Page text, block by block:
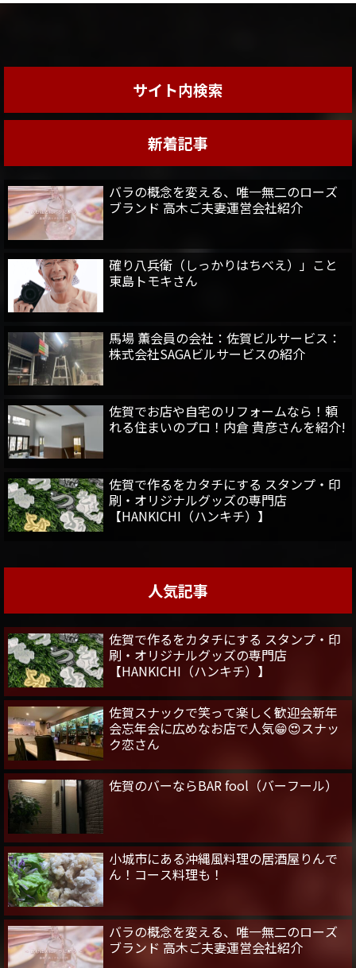
サイト内検索
新着記事
バラの概念を変える、唯一無二のローズ
ブランド 高木ご夫妻運営会社紹介
確り八兵衛（しっかりはちべえ）」こと
東島トモキさん
馬場 薫会員の会社：佐賀ビルサービス：
株式会社SAGAビルサービスの紹介
佐賀でお店や自宅のリフォームなら！頼
れる住まいのプロ！内倉 貴彦さんを紹介!
佐賀で作るをカタチにする スタンプ・印
刷・オリジナルグッズの専門店
【HANKICHI（ハンキチ）】
人気記事
佐賀で作るをカタチにする スタンプ・印
刷・オリジナルグッズの専門店
【HANKICHI（ハンキチ）】
佐賀スナックで笑って楽しく歓迎会新年
会忘年会に広めなお店で人気😁😍スナッ
ク恋さん
佐賀のバーならBAR fool（バーフール）
小城市にある沖縄風料理の居酒屋りんで
ん！コース料理も！
バラの概念を変える、唯一無二のローズ
ブランド 高木ご夫妻運営会社紹介